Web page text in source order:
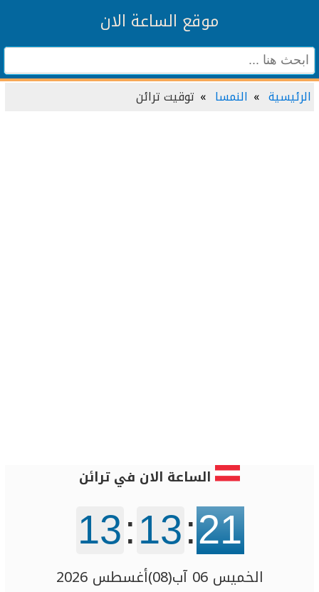
موقع الساعة الان
الرئيسية النمسا توقيت ترائن
الساعة الان في ترائن
13:13:21
الخميس 06 آب(08)أغسطس 2026